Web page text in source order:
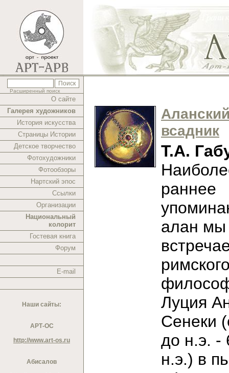
Расширенный поиск
О сайте
Галерея художников
История искусства
Страницы Истории
Детское творчество
Фотохудожники
Фотообзоры
Нартский эпос
Ссылки
Организации
Национальный
колорит
Гостевая книга
Форум
E-mail
Наши сайты:
АРТ-ОС
http://www.art-os.ru
Абисалов
всадник
Т.А.
раннее
алан мы
Луция
Сенеки
до н.э. -
н.э.) в